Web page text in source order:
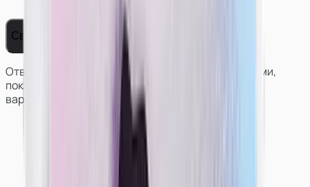
Связаться с нами
Ответим на вопросы, поможем решить с условиями,
покажем работу и результаты моделей в разных
вариантах сотрудничества.